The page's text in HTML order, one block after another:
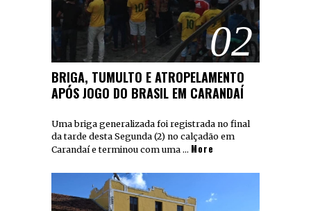
02
BRIGA, TUMULTO E ATROPELAMENTO
APÓS JOGO DO BRASIL EM CARANDAÍ
Uma briga generalizada foi registrada no final
da tarde desta Segunda (2) no calçadão em
Carandaí e terminou com uma … More